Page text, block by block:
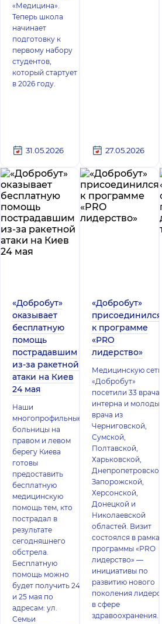
«Медицина».
Теперь школа
начинает
подготовку к
первому набору
студентов,
который стартует
в 2026 году.
31.05.2026 27.05.2026
«Добробут»
оказывает
бесплатную
помощь
пострадавшим
из-за ракетной
атаки на Киев
24 мая
Наши
многопрофильные
больницы на
правом и левом
берегу Киева
готовы
предоставить
бесплатную
медицинскую
помощь тем, кто
пострадал в
результате
сегодняшнего
обстрела.
Бесплатную
помощь можно
будет получить 24
и 25 мая по
адресам: ул.
Семьи
«Добробут»
присоединился
к программе
«PRO
лидерство»
Медицинскую сеть
«Добробут»
посетили 33 врача-
интерна и молодых
врача из
Черниговской,
Сумской,
Полтавской,
Харьковской,
Днепропетровской,
Запорожской,
Херсонской,
Донецкой и
Николаевской
областей. Визит
состоялся в рамках
программы «PRO
лидерство» —
инициативы по
развитию нового
поколения лидеров
в сфере
здравоохранения.